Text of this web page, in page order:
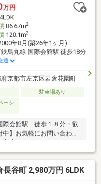
万円
4LDK
86.67m2
120.1m2
年8月(築26年1ヶ月)
烏丸線 国際会館駅 徒歩18分
通
京都市左京区岩倉花園町
駐車場あり
ーシ
際会館駅 徒歩１８分・叡
】お気軽にお問い合わせ
産会社！ハウス・スター
舗を運営しております。※
※スーモをチェックされて
ックされています！左京区
谷町 2,980万円 6LDK